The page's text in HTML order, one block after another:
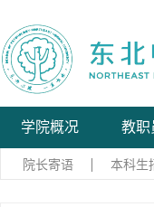
学院概况 教职
院长寄语 本科生